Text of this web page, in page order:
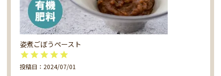
姿煮ごぼうペースト
投稿日 2024/07/01